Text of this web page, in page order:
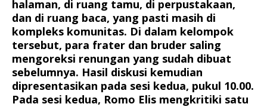
halaman, di ruang tamu, di perpustakaan,
dan di ruang baca, yang pasti masih di
kompleks komunitas. Di dalam kelompok
tersebut, para frater dan bruder saling
mengoreksi renungan yang sudah dibuat
sebelumnya. Hasil diskusi kemudian
dipresentasikan pada sesi kedua, pukul 10.00.
Pada sesi kedua, Romo Elis mengkritiki satu